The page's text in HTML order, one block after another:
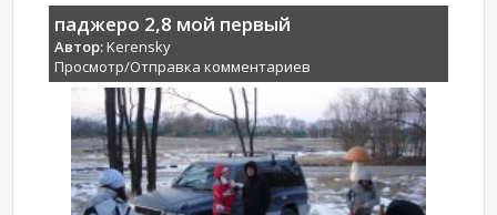
паджеро 2,8 мой первый
Автор:Kerensky
Просмотр/Отправка комментариев